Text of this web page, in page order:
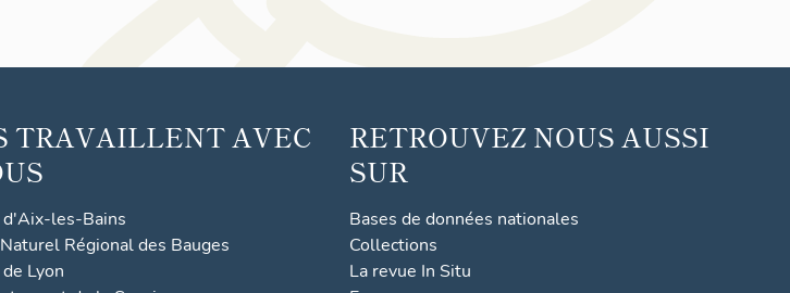
TRAVAILLENT AVEC
les-Bains
Régional des Bauges
Lyon
RETROUVEZ NOUS AUSSI
SUR
Bases de données nationales
Collections
La revue In Situ